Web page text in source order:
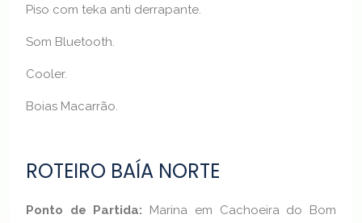
Piso com teka anti derrapante.
Som Bluetooth.
Cooler.
Boias Macarrão.
ROTEIRO BAÍA NORTE
Ponto de Partida: Marina em Cachoeira do Bom